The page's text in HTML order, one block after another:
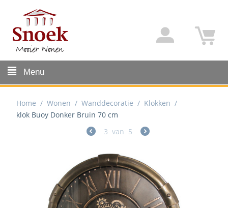
Menu
Home / Wonen / Wanddecoratie / Klokken /
klok Buoy Donker Bruin 70 cm
3 van 5